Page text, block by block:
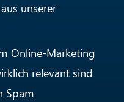
unserer
Online-Marketing
relevant sind
Spam